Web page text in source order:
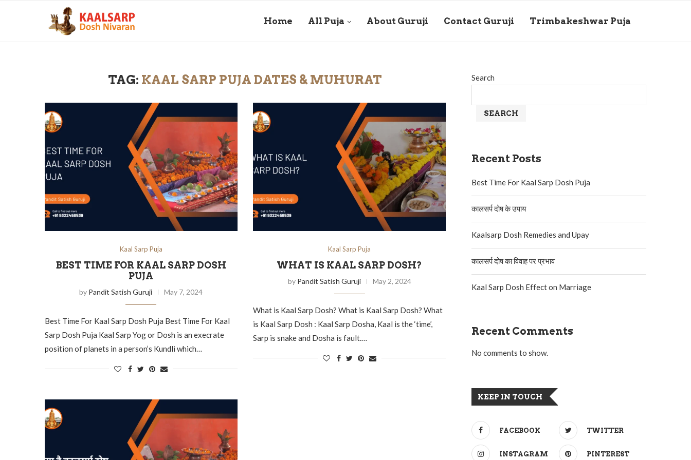
Home All Puja About Guruji Contact Guruji Trimbakeshwar Puja
TAG: KAAL SARP PUJA DATES & MUHURAT
Kaal Sarp Puja
BEST TIME FOR KAAL SARP DOSH
PUJA
by Pandit Satish Guruji May 7, 2024
Best Time For Kaal Sarp Dosh Puja Best Time For Kaal
Sarp Dosh Puja Kaal Sarp Yog or Dosh is an execrate
position of planets in a person’s Kundli which…
Kaal Sarp Puja
WHAT IS KAAL SARP DOSH?
by Pandit Satish Guruji May 2, 2024
What is Kaal Sarp Dosh? What is Kaal Sarp Dosh? What
is Kaal Sarp Dosh : Kaal Sarp Dosha, Kaal is the ‘time’,
Sarp is snake and Dosha is fault.…
Search
SEARCH
Recent Posts
Best Time For Kaal Sarp Dosh Puja
कालसर्प दोष के उपाय
Kaalsarp Dosh Remedies and Upay
कालसर्प दोष का विवाह पर प्रभाव
Kaal Sarp Dosh Effect on Marriage
Recent Comments
No comments to show.
KEEP IN TOUCH
FACEBOOK TWITTER
INSTAGRAM PINTEREST